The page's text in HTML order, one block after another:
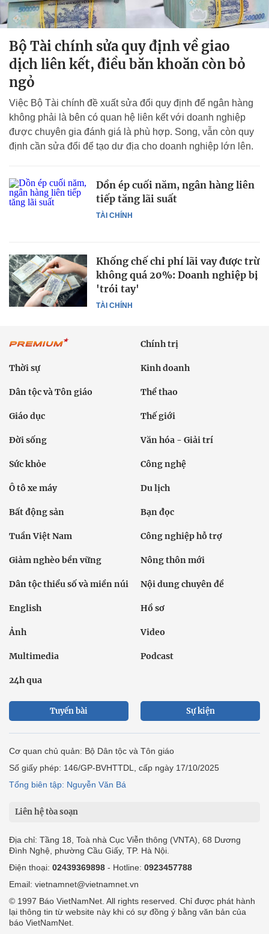
Bộ Tài chính sửa quy định về giao
dịch liên kết, điều băn khoăn còn bỏ
ngỏ
Việc Bộ Tài chính đề xuất sửa đổi quy định để ngân hàng
không phải là bên có quan hệ liên kết với doanh nghiệp
được chuyên gia đánh giá là phù hợp. Song, vẫn còn quy
định cần sửa đổi để tạo dư địa cho doanh nghiệp lớn lên.
TÀI CHÍNH
Dồn ép cuối năm, ngân hàng liên
tiếp tăng lãi suất
TÀI CHÍNH
Khống chế chi phí lãi vay được trừ
không quá 20%: Doanh nghiệp bị
'trói tay'
Chính trị
Thời sự Kinh doanh
Dân tộc và Tôn giáo Thể thao
Giáo dục Thế giới
Đời sống Văn hóa - Giải trí
Sức khỏe Công nghệ
Ô tô xe máy Du lịch
Bất động sản Bạn đọc
Tuần Việt Nam Công nghiệp hỗ trợ
Giảm nghèo bền vững Nông thôn mới
Dân tộc thiểu số và miền núi Nội dung chuyên đề
English Hồ sơ
Ảnh Video
Multimedia Podcast
24h qua
Tuyến bài Sự kiện
Cơ quan chủ quản: Bộ Dân tộc và Tôn giáo
Số giấy phép: 146/GP-BVHTTDL, cấp ngày 17/10/2025
Tổng biên tập: Nguyễn Văn Bá
Liên hệ tòa soạn
Địa chỉ: Tầng 18, Toà nhà Cục Viễn thông (VNTA), 68 Dương
Đình Nghệ, phường Cầu Giấy, TP. Hà Nội.
Điện thoại: 02439369898 - Hotline: 0923457788
Email: vietnamnet@vietnamnet.vn
© 1997 Báo VietNamNet. All rights reserved. Chỉ được phát hành
lại thông tin từ website này khi có sự đồng ý bằng văn bản của
báo VietNamNet.